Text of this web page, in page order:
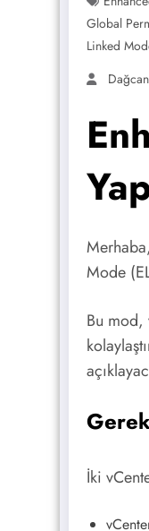
Global
Linked
Mode
Bu mod,
İki